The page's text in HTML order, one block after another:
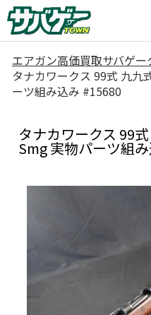
エアガン高価買取サバゲー
タナカワークス 99式 九九
ーツ組み込み #15680
タナカワークス 99
Smg 実物パーツ組